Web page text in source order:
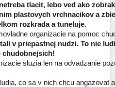
tlacit, lebo ved ako
plastovych vrchnacikov a
rozkrada a tuneluje.
organizacie na pomoc
v priepastnej nudzi. To nie
chudobnejsich!
sluzia len na odvadzanie
co sa v nich chcu angazovat